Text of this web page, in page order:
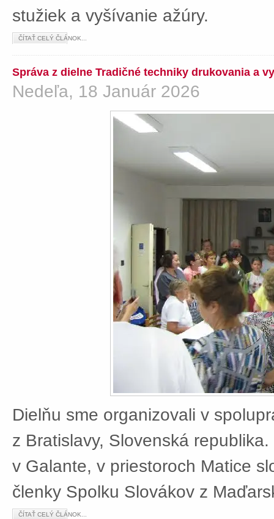
stužiek a vyšívanie ažúry.
ČÍTAŤ CELÝ ČLÁNOK...
Správa z dielne Tradičné techniky drukovania a
Nedeľa, 18 Január 2026
Dielňu sme organizovali v
z Bratislavy, Slovenská
v Galante, v priestoroch Matice
členky Spolku Slovákov z
ČÍTAŤ CELÝ ČLÁNOK...